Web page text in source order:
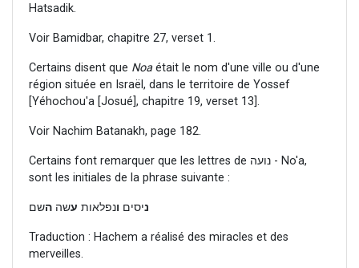
Hatsadik.
Voir Bamidbar, chapitre 27, verset 1.
Certains disent que Noaétait le nom d'une ville ou d'une
région située en Israël, dans le territoire de Yossef
[Yéhochou'a [Josué], chapitre 19, verset 13].
Voir Nachim Batanakh, page 182.
Certains font remarquer que les lettres de נועה - No'a,
sont les initiales de la phrase suivante :
ניסים ונפלאות עשה השם
Traduction : Hachem a réalisé des miracles et des
merveilles.